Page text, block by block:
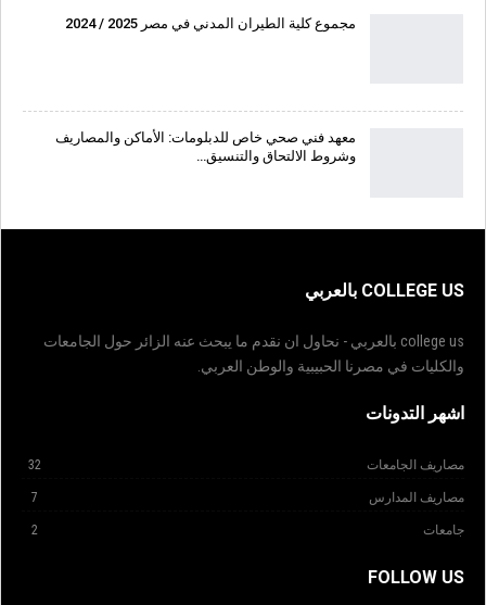
مجموع كلية الطيران المدني في مصر 2025 / 2024
معهد فني صحي خاص للدبلومات: الأماكن والمصاريف
وشروط الالتحاق والتنسيق…
COLLEGE US بالعربي
college us بالعربي - نحاول ان نقدم ما يبحث عنه الزائر حول الجامعات
والكليات في مصرنا الحبيبية والوطن العربي.
اشهر التدونات
مصاريف الجامعات 32
مصاريف المدارس 7
جامعات 2
FOLLOW US